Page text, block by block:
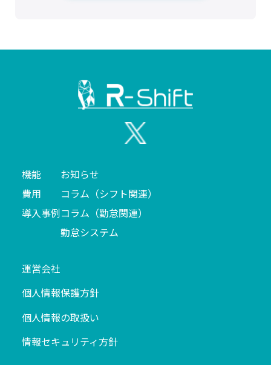
機能
費用
導入事例
お知らせ
コラム（シフト関連）
コラム（勤怠関連）
勤怠システム
運営会社
個人情報保護方針
個人情報の取扱い
情報セキュリティ方針